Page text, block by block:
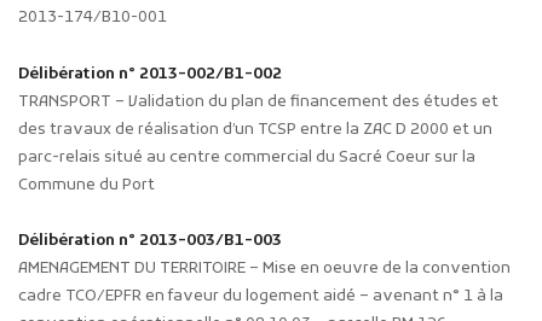
2013-174/B10-001
Délibération n° 2013-002/B1-002
TRANSPORT – Validation du plan de financement des études et
des travaux de réalisation d’un TCSP entre la ZAC D 2000 et un
parc-relais situé au centre commercial du Sacré Coeur sur la
Commune du Port
Délibération n° 2013-003/B1-003
AMENAGEMENT DU TERRITOIRE – Mise en oeuvre de la convention
cadre TCO/EPFR en faveur du logement aidé – avenant n° 1 à la